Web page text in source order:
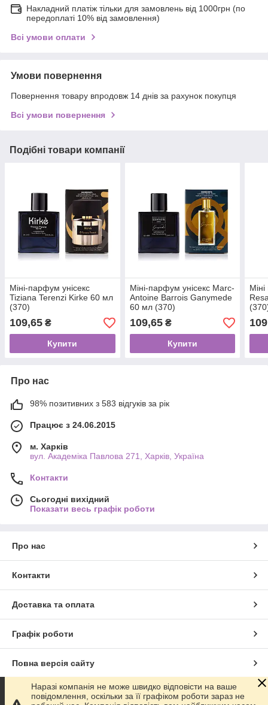
Накладний платіж тільки для замовлень від 1000грн (по
передоплаті 10% від замовлення)
Всі умови оплати
Умови повернення
Повернення товару впродовж 14 днів за рахунок покупця
Всі умови повернення
Подібні товари компанії
Міні-парфум унісекс
Tiziana Terenzi Kirke 60 мл
(370)
109,65 ₴
Купити
Міні-парфум унісекс Marc-
Antoine Barrois Ganymede
60 мл (370)
109,65₴
Купити
Про нас
98% позитивних з 583 відгуків за рік
Працює з 24.06.2015
м. Харків
вул. Академіка Павлова 271, Харків, Україна
Контакти
Сьогодні вихідний
Показати весь графік роботи
Про нас
Контакти
Доставка та оплата
Графік роботи
Повна версія сайту
Сайт створено на маркетплейсіProm.ua
Наразі компанія не може швидко відповісти на ваше
повідомлення, оскільки за її графіком роботи зараз не